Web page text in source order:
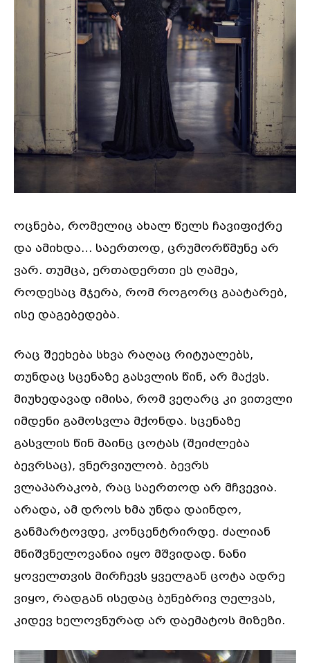
ოცნება, რომელიც ახალ წელს ჩავიფიქრე
და ამიხდა… საერთოდ, ცრუმორწმუნე არ
ვარ. თუმცა, ერთადერთი ეს ღამეა,
როდესაც მჯერა, რომ როგორც გაატარებ,
ისე დაგებედება.
რაც შეეხება სხვა რაღაც რიტუალებს,
თუნდაც სცენაზე გასვლის წინ, არ მაქვს.
მიუხედავად იმისა, რომ ვეღარც კი ვითვლი
იმდენი გამოსვლა მქონდა. სცენაზე
გასვლის წინ მაინც ცოტას (შეიძლება
ბევრსაც), ვნერვიულობ. ბევრს
ვლაპარაკობ, რაც საერთოდ არ მჩვევია.
არადა, ამ დროს ხმა უნდა დაინდო,
განმარტოვდე, კონცენტრირდე. ძალიან
მნიშვნელოვანია იყო მშვიდად. ნანი
ყოველთვის მირჩევს ყველგან ცოტა ადრე
ვიყო, რადგან ისედაც ბუნებრივ ღელვას,
კიდევ ხელოვნურად არ დაემატოს მიზეზი.